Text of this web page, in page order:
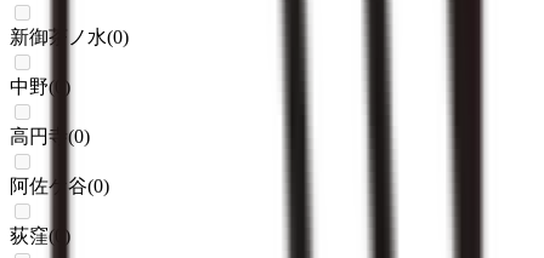
新御茶ノ水(0)
中野( )
高円寺 (0)
阿佐ケ谷(0)
荻窪( )